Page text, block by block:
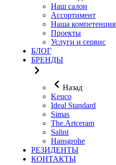
Наш салон
Ассортимент
Наша компетенция
Проекты
Услуги и сервис
БЛОГ
БРЕНДЫ
Назад
Keuco
Ideal Standard
Simas
The.Artceram
Salini
Hansgrohe
РЕЗИДЕНТЫ
КОНТАКТЫ